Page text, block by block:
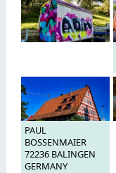
PAUL
BOSSENMAIER
72236 BALINGEN
GERMANY